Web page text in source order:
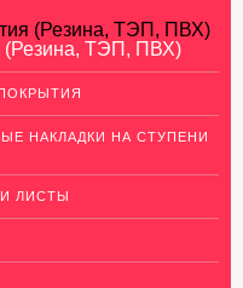
(Резина, ТЭП, ПВХ)
(Резина, ТЭП, ПВХ)
НАКЛАДКИ НА СТУПЕНИ
ЛИСТЫ